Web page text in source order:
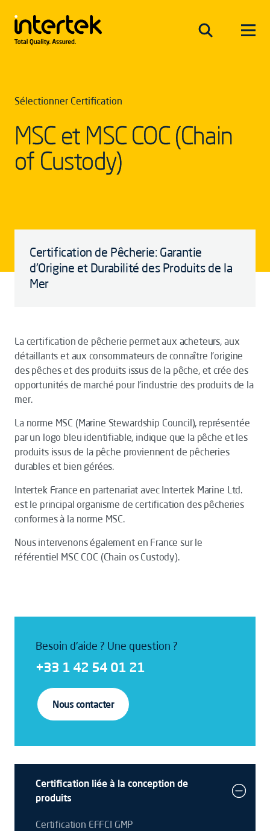
Sélectionner Certification
MSC et MSC COC (Chain
of Custody)
Certification de Pêcherie: Garantie
d'Origine et Durabilité des Produits de la
Mer
La certification de pêcherie permet aux acheteurs, aux
détaillants et aux consommateurs de connaître l'origine
des pêches et des produits issus de la pêche, et crée des
opportunités de marché pour l'industrie des produits de la
mer.
La norme MSC (Marine Stewardship Council), représentée
par un logo bleu identifiable, indique que la pêche et les
produits issus de la pêche proviennent de pêcheries
durables et bien gérées.
Intertek France en partenariat avec Intertek Marine Ltd.
est le principal organisme de certification des pêcheries
conformes à la norme MSC.
Nous intervenons également en France sur le
référentiel MSC COC (Chain os Custody).
Besoin d'aide ? Une question ?
+33 1 42 54 01 21
Nous contacter
Certification liée à la conception de
produits
Certification EFFCI GMP